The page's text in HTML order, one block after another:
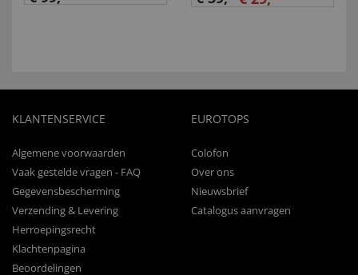
KLANTENSERVICE
Algemene voorwaarden
Vaak gestelde vragen - FAQ
Gegevensbescherming
Verzending & Levering
Herroepingsrecht
Klachtenpagina
Beoordelingen
EUROTOPS
Colofon
Over ons
Nieuwsbrief
Catalogus aanvragen